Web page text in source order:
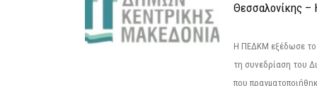
Θεσσαλονίκης –
Η ΠΕΔΚΜ εξέδωσε το
τη συνεδρίαση του
που